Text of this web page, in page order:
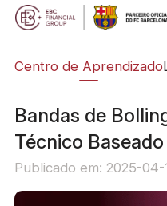
Centro de Aprendizado
Bandas de
Técnico
Publicado em: 2025-04-